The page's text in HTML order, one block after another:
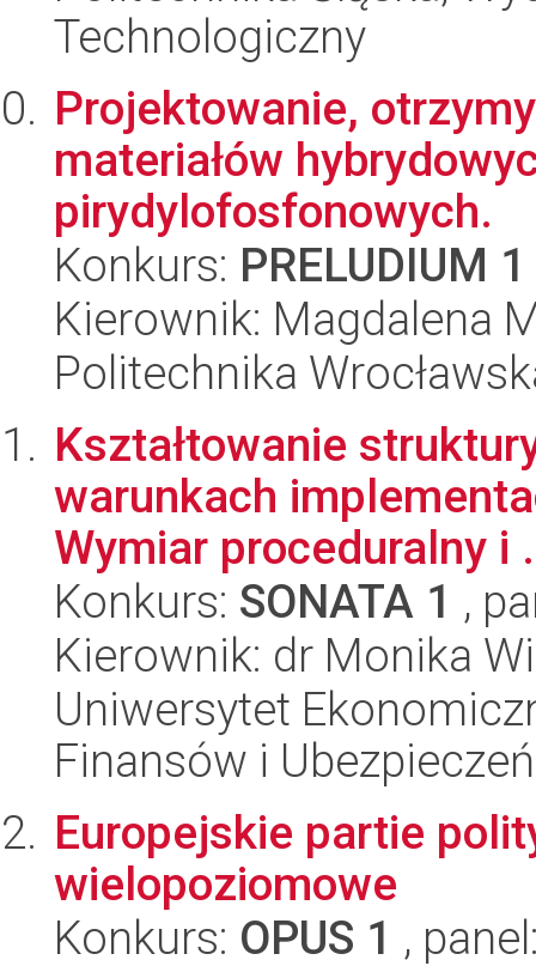
Technologiczny
Projektowanie,
materiałów
pirydylofosfonowych.
Konkurs: PRELUDIUM 1
Kierownik: Magdalena
Politechnika
Kształtowanie
warunkach
Wymiar proceduralny i
Konkurs: SONATA 1 ,
Kierownik: dr Monika
Uniwersytet
Finansów i Ubezpieczeń
Europejskie partie
wielopoziomowe
Konkurs: OPUS 1 ,